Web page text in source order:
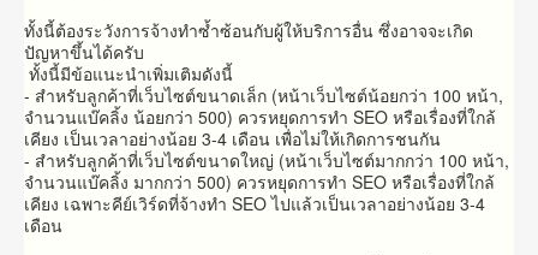
ทั้งนี้ต้องระวังการจ้างทำซ้ำซ้อนกับผู้ให้บริการอื่น ซึ่งอาจจะเกิด
ปัญหาขึ้นได้ครับ
ทั้งนี้มีข้อแนะนำเพิ่มเติมดังนี้
- สำหรับลูกค้าที่เว็บไซต์ขนาดเล็ก (หน้าเว็บไซต์น้อยกว่า 100 หน้า,
จำนวนแบ๊คลิ้ง น้อยกว่า 500) ควรหยุดการทำ SEO หรือเรื่องที่ใกล้
เคียง เป็นเวลาอย่างน้อย 3-4 เดือน เพื่อไม่ให้เกิดการชนกัน
- สำหรับลูกค้าที่เว็บไซต์ขนาดใหญ่ (หน้าเว็บไซต์มากกว่า 100 หน้า,
จำนวนแบ๊คลิ้ง มากกว่า 500) ควรหยุดการทำ SEO หรือเรื่องที่ใกล้
เคียง เฉพาะคีย์เวิร์ดที่จ้างทำ SEO ไปแล้วเป็นเวลาอย่างน้อย 3-4
เดือน